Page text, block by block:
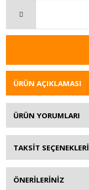
ÜRÜN AÇIKLAMASI
ÜRÜN YORUMLARI
TAKSİT SEÇENEKLERİ
ÖNERİLERİNİZ